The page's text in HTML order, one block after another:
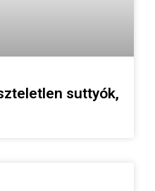
suttyók,